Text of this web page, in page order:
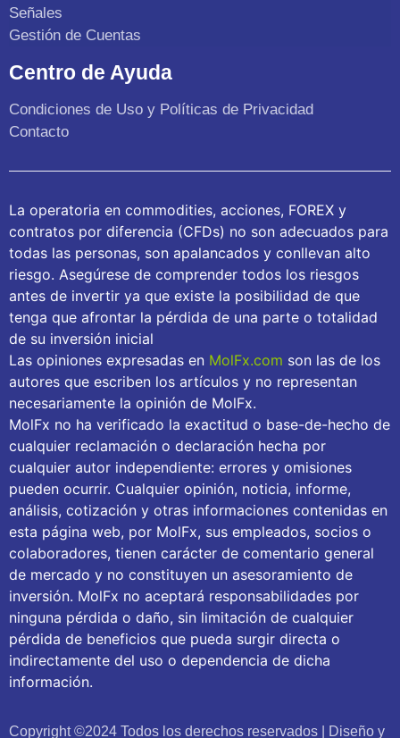
Señales
Gestión de Cuentas
Centro de Ayuda
Condiciones de Uso y Políticas de Privacidad
Contacto
La operatoria en commodities, acciones, FOREX y
contratos por diferencia (CFDs) no son adecuados para
todas las personas, son apalancados y conllevan alto
riesgo. Asegúrese de comprender todos los riesgos
antes de invertir ya que existe la posibilidad de que
tenga que afrontar la pérdida de una parte o totalidad
de su inversión inicial
Las opiniones expresadas en MolFx.com son las de los
autores que escriben los artículos y no representan
necesariamente la opinión de MolFx.
MolFx no ha verificado la exactitud o base-de-hecho de
cualquier reclamación o declaración hecha por
cualquier autor independiente: errores y omisiones
pueden ocurrir. Cualquier opinión, noticia, informe,
análisis, cotización y otras informaciones contenidas en
esta página web, por MolFx, sus empleados, socios o
colaboradores, tienen carácter de comentario general
de mercado y no constituyen un asesoramiento de
inversión. MolFx no aceptará responsabilidades por
ninguna pérdida o daño, sin limitación de cualquier
pérdida de beneficios que pueda surgir directa o
indirectamente del uso o dependencia de dicha
información.
Copyright ©2024 Todos los derechos reservados | Diseño y